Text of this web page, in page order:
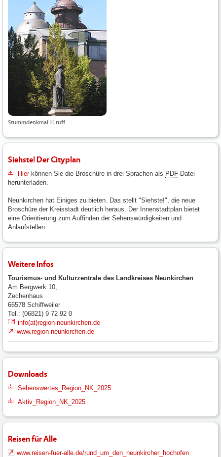
Stummdenkmal © ruff
Siehste! Der Cityplan
Hierkönnen Sie die Broschüre in drei Sprachen als PDF-Datei
herunterladen.
Neunkirchen hat Einiges zu bieten. Das stellt "Siehste!", die neue
Broschüre der Kreisstadt deutlich heraus. Der Innenstadtplan bietet
eine Orientierung zum Auffinden der Sehenswürdigkeiten und
Anlaufstellen.
Weitere Infos
Tourismus- und Kulturzentrale des Landkreises Neunkirchen
Am Bergwerk 10,
Zechenhaus
66578 Schiffweiler
Tel.: (06821) 9 72 92 0
info(at)region-neunkirchen.de
www.region-neunkirchen.de
Downloads
Sehenswertes_Region_NK_2025
Aktiv_Region_NK_2025
Reisen für Alle
www.reisen-fuer-alle.de/rund_um_den_neunkircher_hochofen